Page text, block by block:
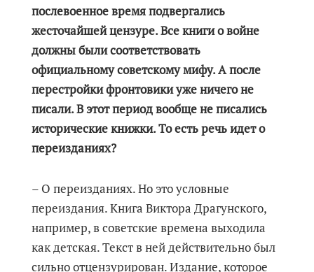
послевоенное время подвергались
жесточайшей цензуре. Все книги о войне
должны были соответствовать
официальному советскому мифу. А после
перестройки фронтовики уже ничего не
писали. В этот период вообще не писались
исторические книжки. То есть речь идет о
переизданиях?
– О переизданиях. Но это условные
переиздания. Книга Виктора Драгунского,
например, в советские времена выходила
как детская. Текст в ней действительно был
сильно отцензурирован. Издание, которое